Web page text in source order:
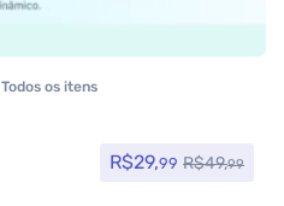
Todos os itens
R$29,99 R$49,99